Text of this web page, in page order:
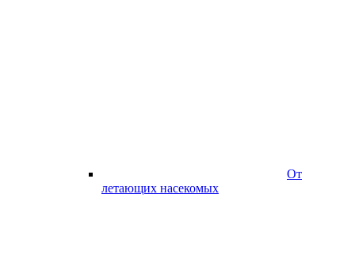
От
летающих насекомых